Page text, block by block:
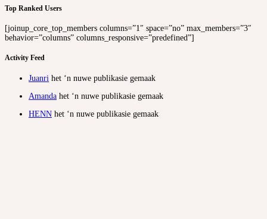
Top Ranked Users
[joinup_core_top_members columns=”1″ space=”no” max_members=”3″
behavior=”columns” columns_responsive=”predefined”]
Activity Feed
Juanri het ‘n nuwe publikasie gemaak
Amanda het ‘n nuwe publikasie gemaak
HENN het ‘n nuwe publikasie gemaak